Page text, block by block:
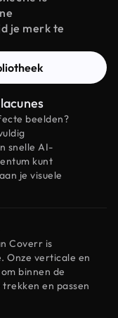
je merk te
beelden?
snelle AI-
kunt
je visuele
Coverr is
Onze verticale en
binnen de
en passen